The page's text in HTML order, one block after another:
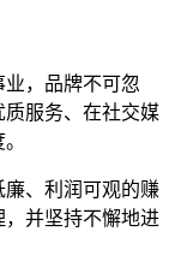
，品牌不可忽
服务、在社交媒
、利润可观的赚
并坚持不懈地进